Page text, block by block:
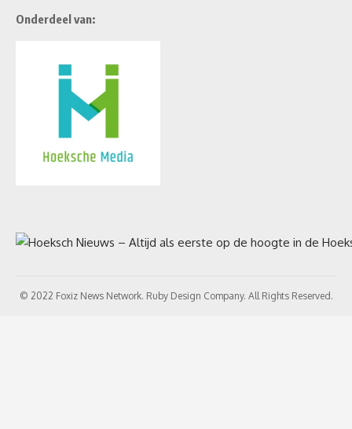
Onderdeel van:
© 2022 Foxiz News Network. Ruby Design Company. All Rights Reserved.